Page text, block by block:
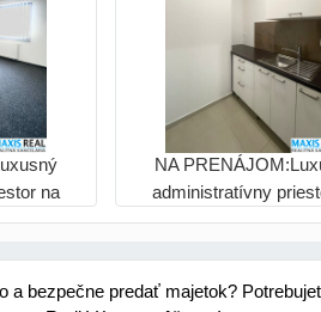
na
pre
NA
administratívny
prenájom – 300 m²
a bezpečne predať majetok?